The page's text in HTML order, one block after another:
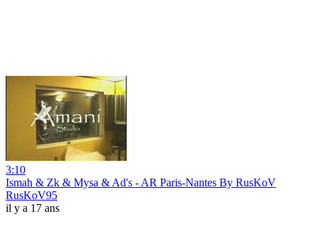
3:10
Ismah & Zk & Mysa & Ad's - AR Paris-Nantes By RusKoV
RusKoV95
il y a 17 ans